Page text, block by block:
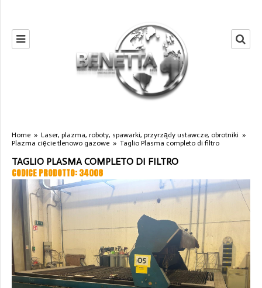
Home » Laser, plazma, roboty, spawarki, przyrządy ustawcze, obrotniki »
Plazma cięcie tlenowo gazowe » Taglio Plasma completo di filtro
TAGLIO PLASMA COMPLETO DI FILTRO
CODICE PRODOTTO: 34008